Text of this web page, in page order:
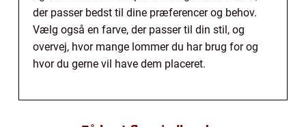
der passer bedst til dine præferencer og behov.
Vælg også en farve, der passer til din stil, og
overvej, hvor mange lommer du har brug for og
hvor du gerne vil have dem placeret.